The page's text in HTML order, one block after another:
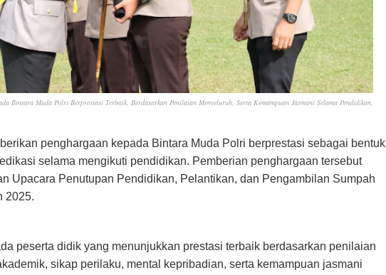
Bintara Muda Polri Berprestasi Terbaik, Berdasarkan Penilaian Menyeluruh, Serta Kemampuan Jasmani Selama Pendidikan.
penghargaan kepada Bintara Muda Polri berprestasi sebagai bentuk
selama mengikuti pendidikan. Pemberian penghargaan tersebut
Upacara Penutupan Pendidikan, Pelantikan, dan Pengambilan Sumpah
2025.
peserta didik yang menunjukkan prestasi terbaik berdasarkan penilaian
sikap perilaku, mental kepribadian, serta kemampuan jasmani